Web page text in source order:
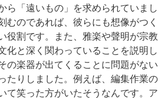
ら「遠いもの」を求められていまし
むのであれば、彼らにも想像がつく
役割です。また、雅楽や聲明が宗教
化と深く関わっていることを説明し
の楽器が出てくることに問題がない
たりしました。例えば、編集作業の
て笑った方がいたそうなんです。ア